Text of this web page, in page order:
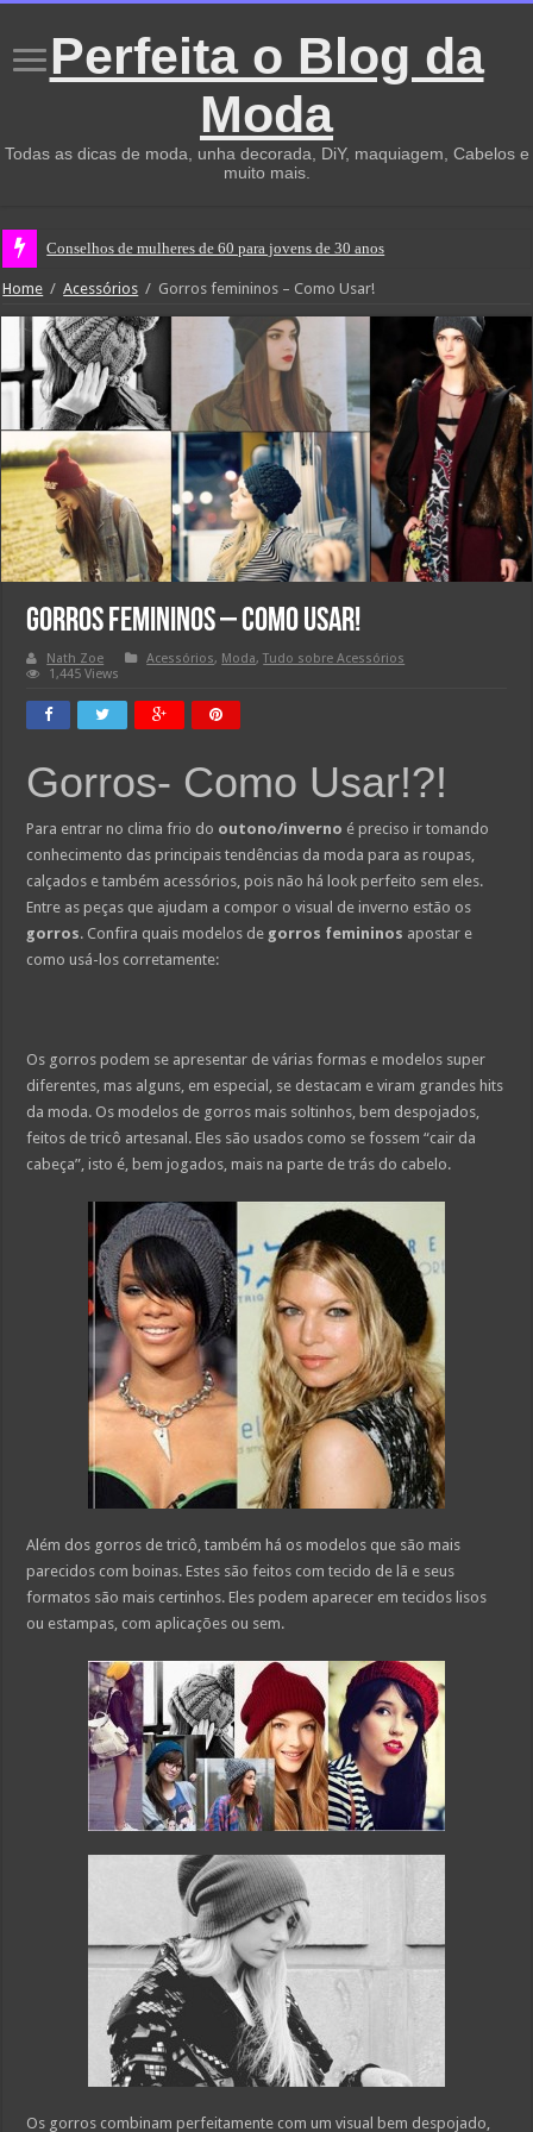
Perfeita o Blog da
Moda
Todas as dicas de moda, unha decorada, DiY, maquiagem, Cabelos e
muito mais.
Conselhos de mulheres de 60 para jovens de 30 anos
Home / Acessórios / Gorros femininos – Como Usar!
Gorros femininos – Como Usar!
Nath Zoe Acessórios, Moda,Tudo sobre Acessórios
1,445 Views
Gorros- Como Usar!?!
Para entrar no clima frio do outono/inverno é preciso ir tomando
conhecimento das principais tendências da moda para as roupas,
calçados e também acessórios, pois não há look perfeito sem eles.
Entre as peças que ajudam a compor o visual de inverno estão os
gorros. Confira quais modelos de gorros femininos apostar e
como usá-los corretamente:
Os gorros podem se apresentar de várias formas e modelos super
diferentes, mas alguns, em especial, se destacam e viram grandes hits
da moda. Os modelos de gorros mais soltinhos, bem despojados,
feitos de tricô artesanal. Eles são usados como se fossem “cair da
cabeça”, isto é, bem jogados, mais na parte de trás do cabelo.
Além dos gorros de tricô, também há os modelos que são mais
parecidos com boinas. Estes são feitos com tecido de lã e seus
formatos são mais certinhos. Eles podem aparecer em tecidos lisos
ou estampas, com aplicações ou sem.
Os gorros combinam perfeitamente com um visual bem despojado,